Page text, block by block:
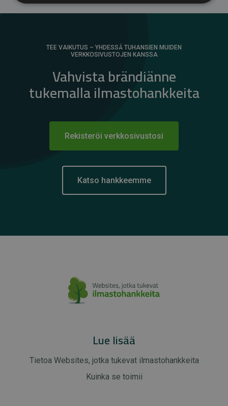
TEE VAIKUTUS – YHDESSÄ TUHANSIEN MUIDEN
VERKKOSIVUSTOJEN KANSSA
Vahvista brändiänne
tukemalla ilmastohankkeita
Rekisteröi verkkosivustosi
Katso hankkeemme
Lue lisää
Tietoa Websites, jotka tukevat ilmastohankkeita
Kuinka se toimii